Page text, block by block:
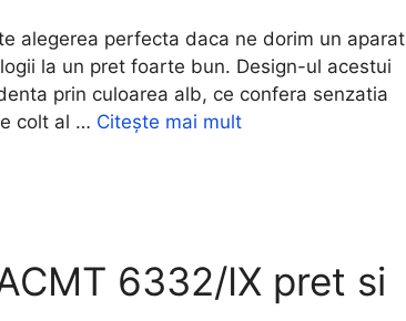
alegerea perfecta daca ne dorim un aparat
la un pret foarte bun. Design-ul acestui
prin culoarea alb, ce confera senzatia
colt al … Citește mai mult
6332/IX pret si